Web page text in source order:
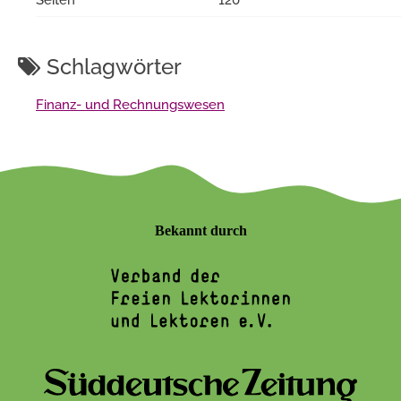
Schlagwörter
Finanz- und Rechnungswesen
Bekannt durch